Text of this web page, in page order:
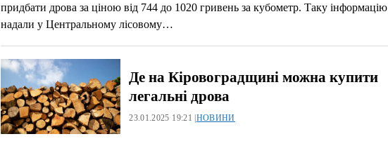
придбати дрова за ціною від 744 до 1020 гривень за кубометр. Таку інформацію
надали у Центральному лісовому…
Де на Кіровоградщині можна купити
легальні дрова
23.01.2025 19:21 | НОВИНИ